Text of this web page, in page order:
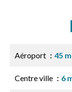
Aéroport 45
Centre ville 6